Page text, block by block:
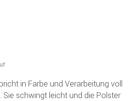
in Farbe und Verarbeitung voll
Sie schwingt leicht und die Polster